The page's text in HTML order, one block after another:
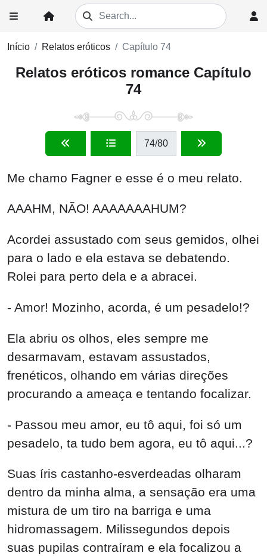
Início Relatos eróticos Capítulo 74
Relatos eróticos romance Capítulo
74
74/80
Me chamo Fagner e esse é o meu relato.
AAAHM, NÃO! AAAAAAAHUM?
Acordei assustado com seus gemidos, olhei
para o lado e ela estava se debatendo.
Rolei para perto dela e a abracei.
- Amor! Mozinho, acorda, é um pesadelo!?
Ela abriu os olhos, eles sempre me
desarmavam, estavam assustados,
frenéticos, olhando em várias direções
procurando a ameaça e tentando focalizar.
- Passou meu amor, eu tô aqui, foi só um
pesadelo, ta tudo bem agora, eu tô aqui...?
Suas íris castanho-esverdeadas olharam
dentro da minha alma, a sensação era uma
mistura de um tiro na barriga e uma
hidromassagem. Milissegundos depois
suas pupilas contraíram e ela focalizou a